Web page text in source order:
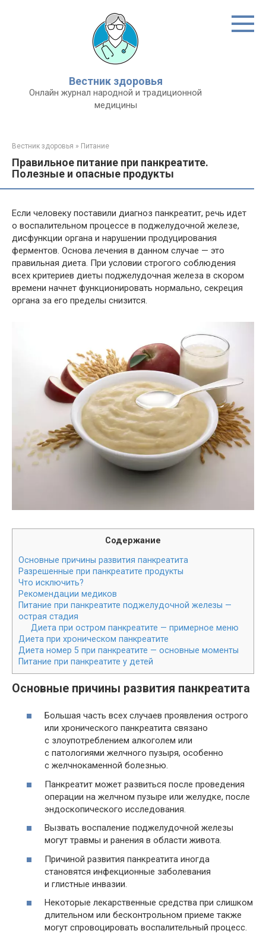
Вестник здоровья
Онлайн журнал народной и традиционной
медицины
Вестник здоровья » Питание
Правильное питание при панкреатите.
Полезные и опасные продукты
Если человеку поставили диагноз панкреатит, речь идет
о воспалительном процессе в поджелудочной железе,
дисфункции органа и нарушении продуцирования
ферментов. Основа лечения в данном случае — это
правильная диета. При условии строгого соблюдения
всех критериев диеты поджелудочная железа в скором
времени начнет функционировать нормально, секреция
органа за его пределы снизится.
Содержание
Основные причины развития панкреатита
Разрешенные при панкреатите продукты
Что исключить?
Рекомендации медиков
Питание при панкреатите поджелудочной железы —
острая стадия
Диета при остром панкреатите — примерное меню
Диета при хроническом панкреатите
Диета номер 5 при панкреатите — основные моменты
Питание при панкреатите у детей
Основные причины развития панкреатита
Большая часть всех случаев проявления острого
или хронического панкреатита связано
с злоупотреблением алкоголем или
с патологиями желчного пузыря, особенно
с желчнокаменной болезнью.
Панкреатит может развиться после проведения
операции на желчном пузыре или желудке, после
эндоскопического исследования.
Вызвать воспаление поджелудочной железы
могут травмы и ранения в области живота.
Причиной развития панкреатита иногда
становятся инфекционные заболевания
и глистные инвазии.
Некоторые лекарственные средства при слишком
длительном или бесконтрольном приеме также
могут спровоцировать воспалительный процесс.